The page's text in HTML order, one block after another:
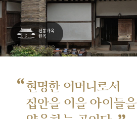
“현명한 어머니로서
집안을 이을 아이들을